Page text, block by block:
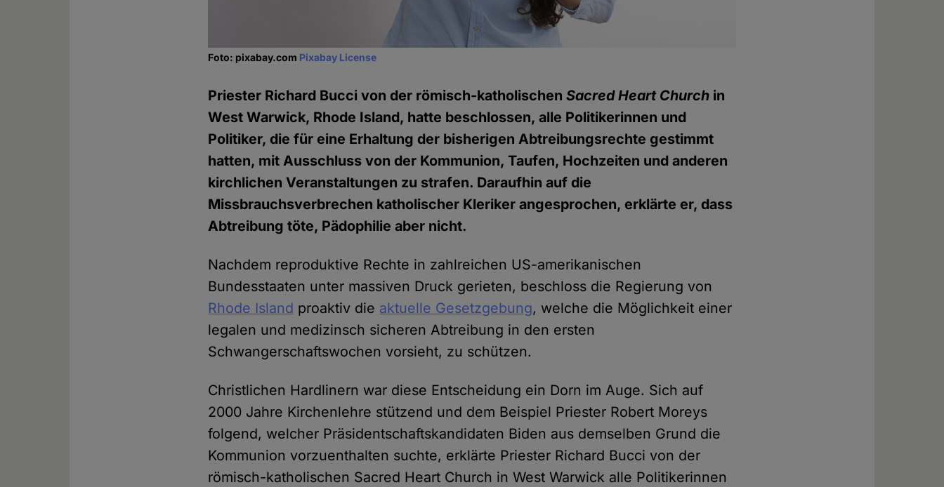
Foto: pixabay.com Pixabay License
Priester Richard Bucci von der römisch-katholischenSacred Heart Church in
West Warwick, Rhode Island, hatte beschlossen, alle Politikerinnen und
Politiker, die für eine Erhaltung der bisherigen Abtreibungsrechte gestimmt
hatten, mit Ausschluss von der Kommunion, Taufen, Hochzeiten und anderen
kirchlichen Veranstaltungen zu strafen. Daraufhin auf die
Missbrauchsverbrechen katholischer Kleriker angesprochen, erklärte er, dass
Abtreibung töte, Pädophilie aber nicht.
Nachdem reproduktive Rechte in zahlreichen US-amerikanischen
Bundesstaaten unter massiven Druck gerieten, beschloss die Regierung von
Rhode Island proaktiv die aktuelle Gesetzgebung, welche die Möglichkeit einer
legalen und medizinsch sicheren Abtreibung in den ersten
Schwangerschaftswochen vorsieht, zu schützen.
Christlichen Hardlinern war diese Entscheidung ein Dorn im Auge. Sich auf
2000 Jahre Kirchenlehre stützend und dem Beispiel Priester Robert Moreys
folgend, welcher Präsidentschaftskandidaten Biden aus demselben Grund die
Kommunion vorzuenthalten suchte, erklärte Priester Richard Bucci von der
römisch-katholischen Sacred Heart Church in West Warwick alle Politikerinnen